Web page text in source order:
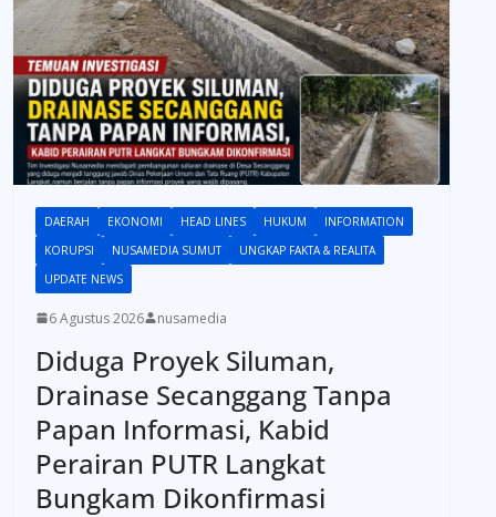
DAERAH EKONOMI HEAD LINES HUKUM
INFORMATION
KORUPSI
NUSAMEDIA SUMUT
UNGKAP FAKTA & REALITA
UPDATE NEWS
6 Agustus 2026 nusamedia
Diduga Proyek Siluman,
Drainase Secanggang Tanpa
Papan Informasi, Kabid
Perairan PUTR Langkat
Bungkam Dikonfirmasi